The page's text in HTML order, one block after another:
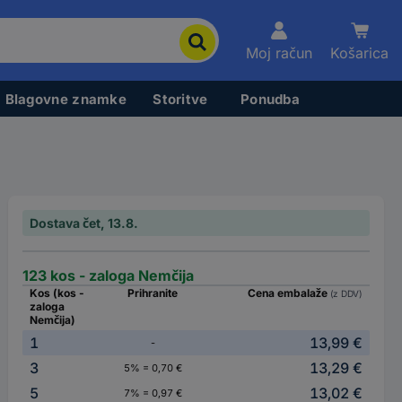
Moj račun Košarica
Blagovne znamke Storitve Ponudba
Dostava čet, 13.8.
123 kos - zaloga Nemčija
Kos (kos -
zaloga
Nemčija)
Prihranite Cena embalaže (z DDV)
1 -
13,99 €
3
5% = 0,70 €
13,29 €
5
7% = 0,97 € 13,02 €